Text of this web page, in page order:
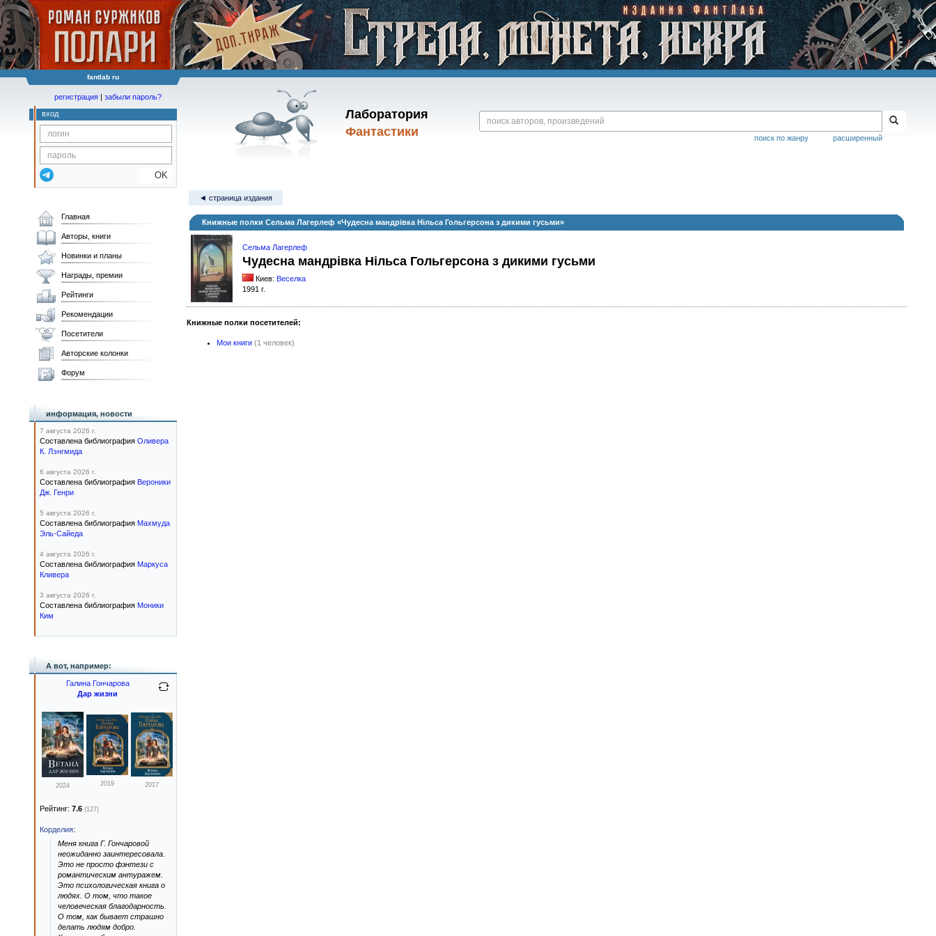
fantlab ru
Лаборатория
Фантастики
расширенный
поиск по жанру
регистрация | забыли пароль?
вход
OK
◄ страница издания
Книжные полки Сельма Лагерлеф «Чудесна мандрівка Нільса Гольгерсона з дикими гусьми»
Сельма Лагерлеф
Чудесна мандрівка Нільса Гольгерсона з дикими гусьми
Киев: Веселка
1991 г.
Книжные полки посетителей:
Мои книги (1 человек)
Главная
Авторы, книги
Новинки и планы
Награды, премии
Рейтинги
Рекомендации
Посетители
Авторские колонки
Форум
информация, новости
7 августа 2026 г.
Составлена библиография Оливера
К. Лэнгмида
6 августа 2026 г.
Составлена библиография Вероники
Дж. Генри
5 августа 2026 г.
Составлена библиография Махмуда
Эль-Сайеда
4 августа 2026 г.
Составлена библиография Маркуса
Кливера
3 августа 2026 г.
Составлена библиография Моники
Ким
А вот, например:
Галина Гончарова
Дар жизни
2024 2019 2017
Рейтинг: 7.6 (127)
Корделия:
Меня книга Г. Гончаровой
неожиданно заинтересовала.
Это не просто фэнтези с
романтическим антуражем.
Это психологическая книга о
людях. О том, что такое
человеческая благодарность.
О том, как бывает страшно
делать людям добро.